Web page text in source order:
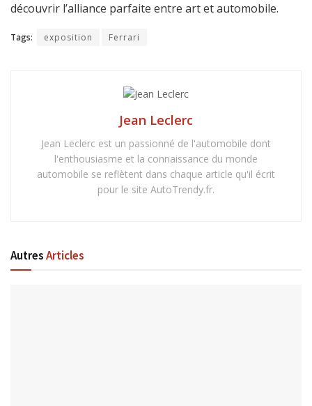
découvrir l’alliance parfaite entre art et automobile.
Tags: exposition Ferrari
Jean Leclerc
Jean Leclerc est un passionné de l'automobile dont
l'enthousiasme et la connaissance du monde
automobile se reflètent dans chaque article qu'il écrit
pour le site AutoTrendy.fr.
AutresArticles